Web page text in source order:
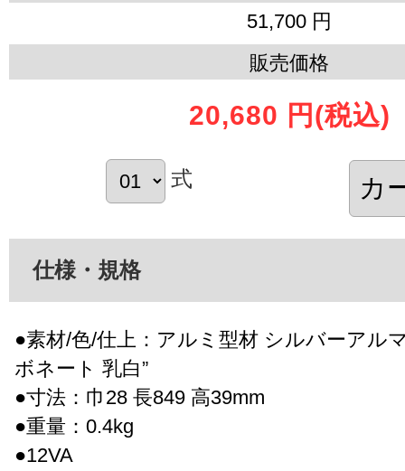
51,700 円
販売価格
20,680 円 (税込)
式
仕様・規格
●素材/色/仕上：アルミ型材 シルバーアル
ボネート 乳白”
●寸法：巾28 長849 高39mm
●重量：0.4kg
●12VA